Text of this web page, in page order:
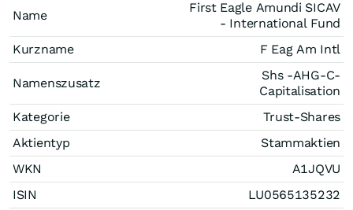
Name
First Eagle Amundi SICAV
- International Fund
Kurzname
F Eag Am Intl
Namenszusatz
Shs -AHG-C-
Capitalisation
Kategorie
Trust-Shares
Aktientyp
Stammaktien
WKN
A1JQVU
ISIN
LU0565135232